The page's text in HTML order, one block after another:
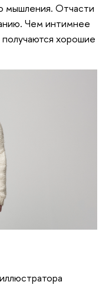
мышления. Отчасти
Чем интимнее
хорошие